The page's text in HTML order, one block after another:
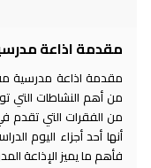
مقدمة اذاعة
مقدمة اذاعة مدرسية
من أهم النشاطات التي
من الفقرات التي تقدم
أنها أحد أجزاء اليوم
فأهم ما يميز الإذاعة